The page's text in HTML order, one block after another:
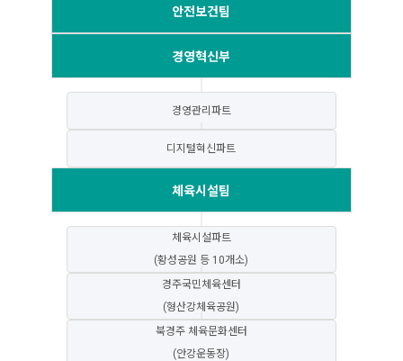
안전보건팀
경영혁신부
경영관리파트
디지털혁신파트
체육시설팀
체육시설파트
(황성공원 등 10개소)
경주국민체육센터
(형산강체육공원)
북경주 체육문화센터
(안강운동장)